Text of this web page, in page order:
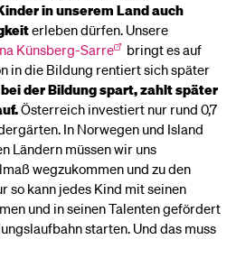
in unserem Land auch
erleben dürfen. Unsere
Künsberg-Sarre
bringt es auf
in die Bildung rentiert sich später
der Bildung spart, zahlt später
Österreich investiert nur rund 0,7
In Norwegen und Island
Ländern müssen wir uns
wegzukommen und zu den
so kann jedes Kind mit seinen
und in seinen Talenten gefördert
starten. Und das muss